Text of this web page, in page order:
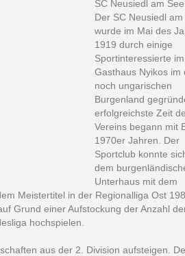
SC Neusiedl am
Der SC Neusiedl
wurde im Mai des
1919 durch einige
Sportinteressierte im
Gasthaus Nyikos im
noch ungarischen
Burgenland
erfolgreichste Zeit
Vereins begann mit
1970er Jahren. Der
Sportclub konnte
dem
Unterhaus mit dem
Meistertitel in der Regionalliga Ost
Grund einer Aufstockung der Anzahl
hochspielen.
aus der 2. Division aufsteigen.